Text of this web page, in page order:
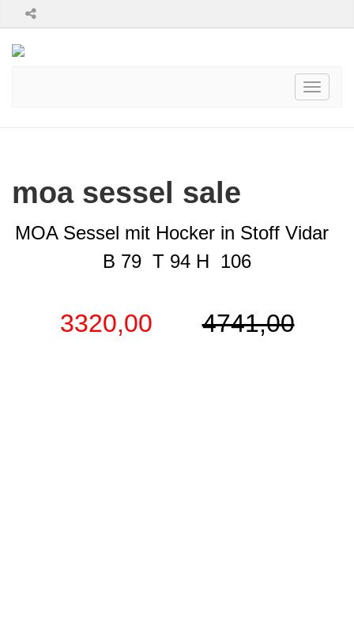
Toggle
moa sessel sale
MOA Sessel mit Hocker in Stoff Vidar
B 79 T 94 H 106
3320,00 4741,00